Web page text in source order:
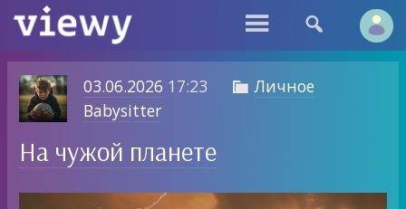
 
03.06.2026 17:23  Личное
Babysitter
На чужой планете